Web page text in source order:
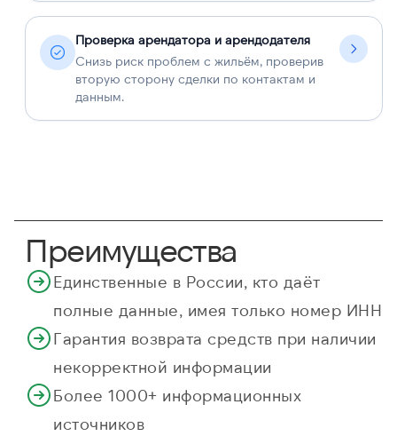
Проверка арендатора и арендодателя
Снизь риск проблем с жильём, проверив
вторую сторону сделки по контактам и
данным.
Преимущества
Единственные в России, кто даёт
полные данные, имея только номер ИНН
Гарантия возврата средств при наличии
некорректной информации
Более 1000+ информационных
источников